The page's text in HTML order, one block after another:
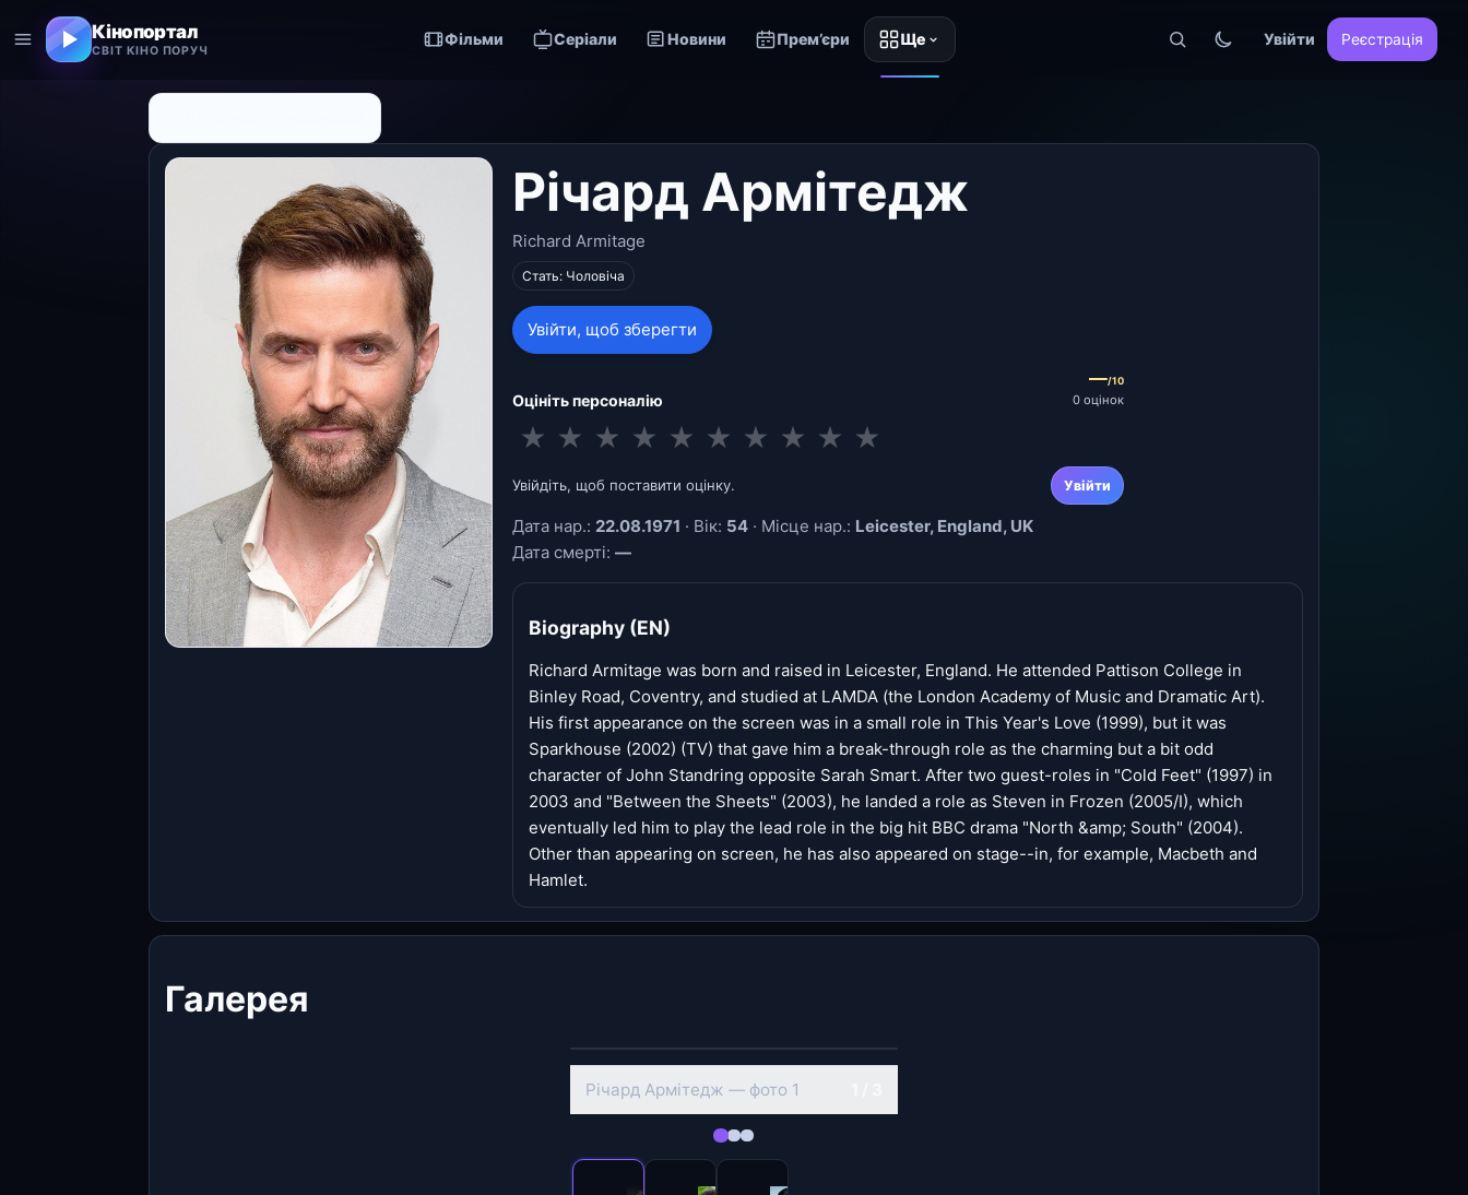
Кінопортал
СВІТ КІНО ПОРУЧ
Фільми Серіали Новини Прем’єри Ще Увійти Реєстрація
Річард Армітедж
Richard Armitage
Стать: Чоловіча
Увійти, щоб зберегти
Оцініть персоналію
—/10
0 оцінок
★ ★ ★ ★ ★ ★ ★ ★ ★ ★
Увійдіть, щоб поставити оцінку. Увійти
Дата нар.: 22.08.1971 · Вік: 54 · Місце нар.: Leicester, England, UK
Дата смерті: —
Biography (EN)
Richard Armitage was born and raised in Leicester, England. He attended Pattison College in
Binley Road, Coventry, and studied at LAMDA (the London Academy of Music and Dramatic Art).
His first appearance on the screen was in a small role in This Year's Love (1999), but it was
Sparkhouse (2002) (TV) that gave him a break-through role as the charming but a bit odd
character of John Standring opposite Sarah Smart. After two guest-roles in "Cold Feet" (1997) in
2003 and "Between the Sheets" (2003), he landed a role as Steven in Frozen (2005/I), which
eventually led him to play the lead role in the big hit BBC drama "North &amp; South" (2004).
Other than appearing on screen, he has also appeared on stage--in, for example, Macbeth and
Hamlet.
Галерея
‹ ›
Річард Армітедж — фото 2